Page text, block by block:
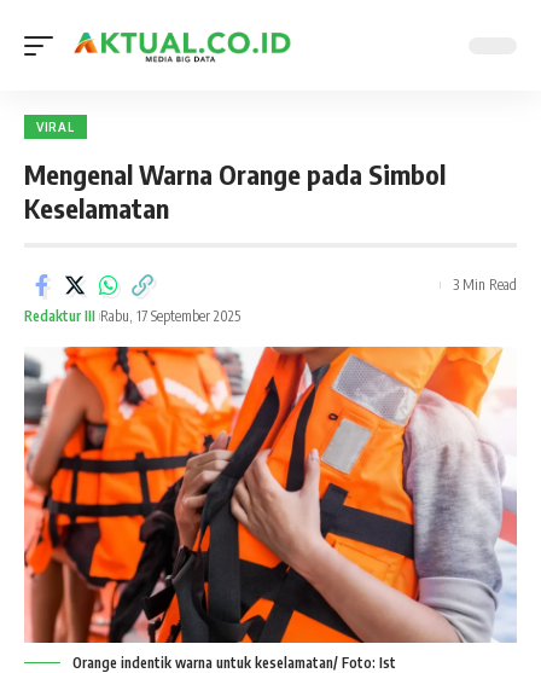
VIRAL
Mengenal Warna Orange pada Simbol
Keselamatan
Redaktur III Rabu, 17 September 2025
3 Min Read
Orange indentik warna untuk keselamatan/ Foto: Ist